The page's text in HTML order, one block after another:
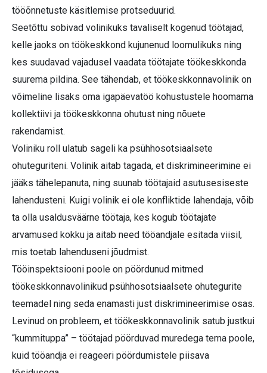
tööõnnetuste käsitlemise protseduurid.
Seetõttu sobivad volinikuks tavaliselt kogenud töötajad,
kelle jaoks on töökeskkond kujunenud loomulikuks ning
kes suudavad vajadusel vaadata töötajate töökeskkonda
suurema pildina. See tähendab, et töökeskkonnavolinik on
võimeline lisaks oma igapäevatöö kohustustele hoomama
kollektiivi ja töökeskkonna ohutust ning nõuete
rakendamist.
Voliniku roll ulatub sageli ka psühhosotsiaalsete
ohuteguriteni. Volinik aitab tagada, et diskrimineerimine ei
jääks tähelepanuta, ning suunab töötajaid asutusesiseste
lahendusteni. Kuigi volinik ei ole konfliktide lahendaja, võib
ta olla usaldusväärne töötaja, kes kogub töötajate
arvamused kokku ja aitab need tööandjale esitada viisil,
mis toetab lahenduseni jõudmist.
Tööinspektsiooni poole on pöördunud mitmed
töökeskkonnavolinikud psühhosotsiaalsete ohutegurite
teemadel ning seda enamasti just diskrimineerimise osas.
Levinud on probleem, et töökeskkonnavolinik satub justkui
“kummituppa” – töötajad pöörduvad muredega tema poole,
kuid tööandja ei reageeri pöördumistele piisava